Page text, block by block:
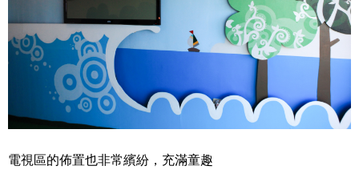
電視區的佈置也非常繽紛，充滿童趣